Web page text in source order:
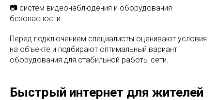
📷 систем видеонаблюдения и оборудования
безопасности.
Перед подключением специалисты оценивают условия
на объекте и подбирают оптимальный вариант
оборудования для стабильной работы сети.
Быстрый интернет для жителей